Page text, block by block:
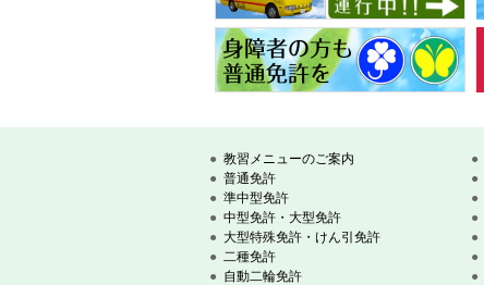
教習メニューのご案内
普通免許
準中型免許
中型免許・大型免許
大型特殊免許・けん引免許
二種免許
自動二輪免許